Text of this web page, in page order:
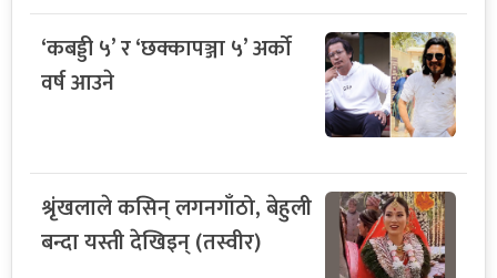
‘कबड्डी ५’ र ‘छक्कापञ्जा ५’ अर्को
वर्ष आउने
श्रृंखलाले कसिन् लगनगाँठो, बेहुली
बन्दा यस्ती देखिइन् (तस्वीर)